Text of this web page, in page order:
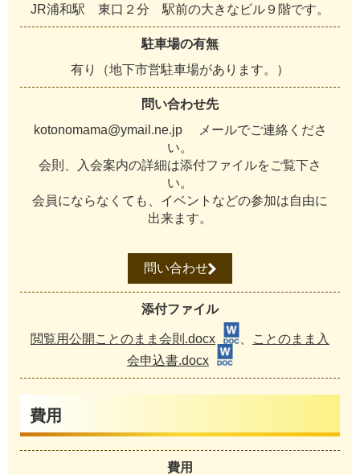
JR浦和駅 東口２分 駅前の大きなビル９階です。
駐車場の有無
有り（地下市営駐車場があります。）
問い合わせ先
kotonomama@ymail.ne.jp メールでご連絡くださ
い。
会則、入会案内の詳細は添付ファイルをご覧下さ
い。
会員にならなくても、イベントなどの参加は自由に
出来ます。
問い合わせ
添付ファイル
閲覧用公開ことのまま会則.docx
ことのまま入
会申込書.docx
費用
費用